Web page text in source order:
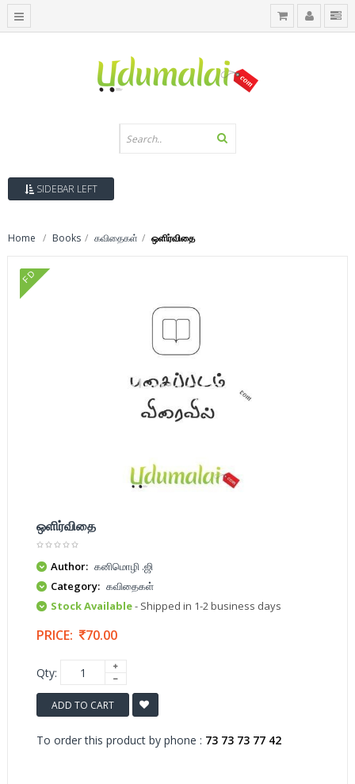
SIDEBAR LEFT
Home Books கவிதைகள் ஒளிர்விதை
FD
ஒளிர்விதை
Author: கனிமொழி .ஜி
Category: கவிதைகள்
Stock Available- Shipped in 1-2 business days
PRICE: 70.00
Qty:
ADD TO CART
To order this product by phone : 73 73 73 77 42